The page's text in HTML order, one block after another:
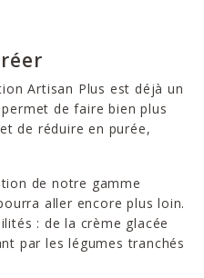
Artisan Plus est déjà un
de faire bien plus
de réduire en purée,
de notre gamme
aller encore plus loin.
: de la crème glacée
par les légumes tranchés